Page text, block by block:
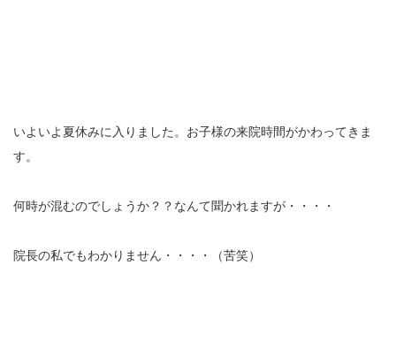
いよいよ夏休みに入りました。お子様の来院時間がかわってきま
す。
何時が混むのでしょうか？？なんて聞かれますが・・・・
院長の私でもわかりません・・・・（苦笑）